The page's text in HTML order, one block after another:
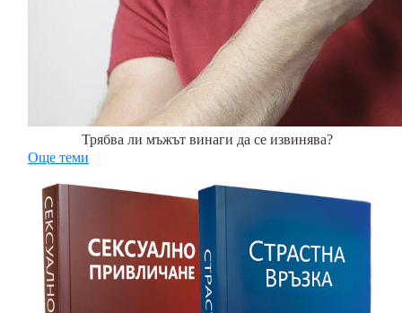
Трябва ли мъжът винаги да се извинява?
Още теми